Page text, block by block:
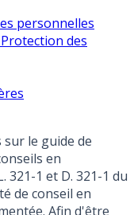
personnelles
des
le guide de
en
321-1 et D. 321-1 du
de conseil en
Afin d'être